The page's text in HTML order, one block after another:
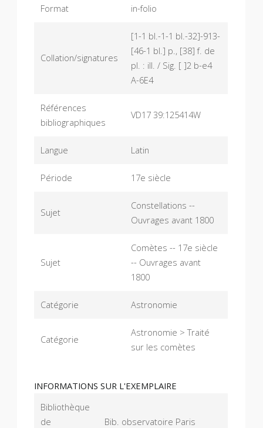
Format in-folio
Collation/signatures
[1-1 bl.-1-1 bl.-32]-913-
[46-1 bl.] p., [38] f. de
pl. : ill. / Sig. [ ]2 b-e4
A-6E4
Références
bibliographiques
VD17 39:125414W
Langue Latin
Période 17e siècle
Sujet
Constellations --
Ouvrages avant 1800
Sujet
Comètes -- 17e siècle
-- Ouvrages avant
1800
Catégorie Astronomie
Catégorie
Astronomie > Traité
sur les comètes
INFORMATIONS SUR L'EXEMPLAIRE
Bibliothèque
de
Bib. observatoire Paris